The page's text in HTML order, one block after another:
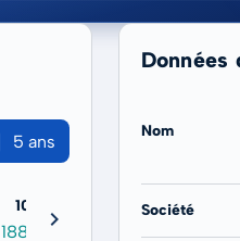
5 ans
10 ans
188,90 %
20 ans
148,71 %
Nom
Société